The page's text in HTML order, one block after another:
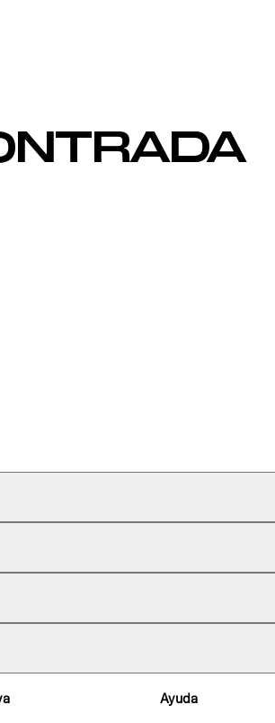
Ayuda